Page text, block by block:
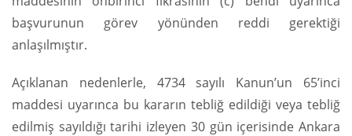
başvurunun görev yönünden reddi gerektiği
anlaşılmıştır.
Açıklanan nedenlerle, 4734 sayılı Kanun’un 65’inci
maddesi uyarınca bu kararın tebliğ edildiği veya tebliğ
edilmiş sayıldığı tarihi izleyen 30 gün içerisinde Ankara